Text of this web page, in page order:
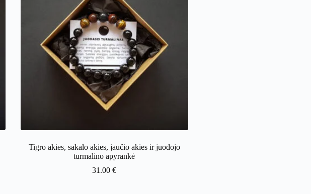
Tigro akies, sakalo akies, jaučio akies ir juodojo
turmalino apyrankė
31.00€